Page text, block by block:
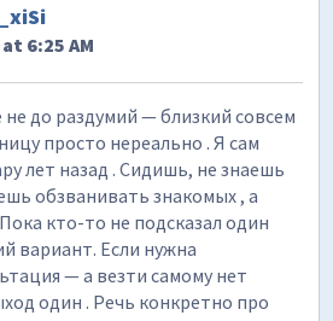
6:25 AM
не до раздумий — близкий совсем
просто нереально . Я сам
лет назад . Сидишь, не знаешь
обзванивать знакомых , а
кто-то не подсказал один
вариант. Если нужна
— а везти самому нет
один . Речь конкретно про